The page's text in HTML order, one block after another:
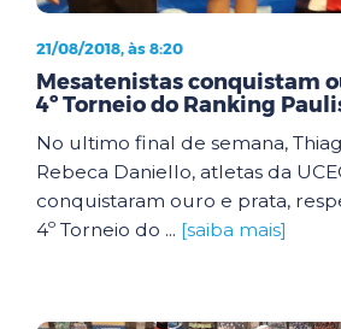
21/08/2018, às 8:20
Mesatenistas conquistam
4º Torneio do Ranking
No ultimo final de semana,
Rebeca Daniello, atletas da
conquistaram ouro e prata,
4º Torneio do ... [saiba mais]